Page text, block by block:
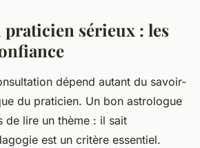
sérieux : les
dépend autant du savoir-
du praticien. Un bon astrologue
de lire un thème : il sait
est un critère essentiel.